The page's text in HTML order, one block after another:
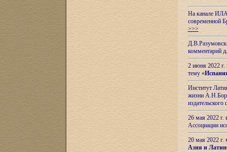
На канале ИЛА
современной
>>>
комментарий
2 июня 2022 г.
тему «
Институт
жизни
26 мая 2022
Ассоциации
20 мая 2022
Азия и